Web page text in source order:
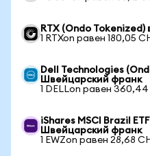
RTX (Ondo
1 RTXon равен 180,05
Dell Technologies
Швейцарский франк
1 DELLon равен 360,44
iShares MSCI Brazil
Швейцарский франк
1 EWZon равен 28,68